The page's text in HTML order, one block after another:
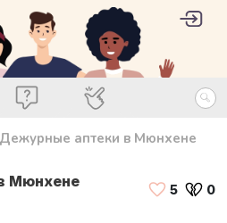
ВопросыСпециалисты
User
Дежурные аптеки в Мюнхене
Мюнхене 5 0